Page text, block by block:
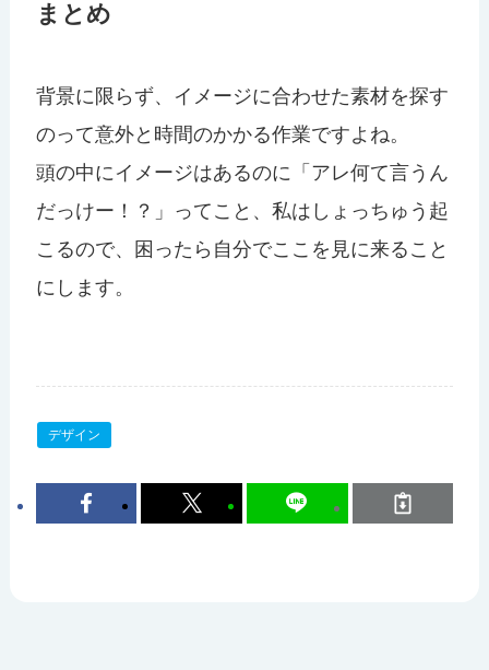
まとめ
背景に限らず、イメージに合わせた素材を探す
のって意外と時間のかかる作業ですよね。
頭の中にイメージはあるのに「アレ何て言うん
だっけー！？」ってこと、私はしょっちゅう起
こるので、困ったら自分でここを見に来ること
にします。
デザイン